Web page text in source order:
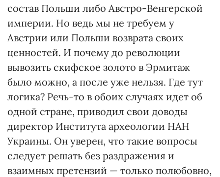
состав Польши либо Австро-Венгерской
империи. Но ведь мы не требуем у
Австрии или Польши возврата своих
ценностей. И почему до революции
вывозить скифское золото в Эрмитаж
было можно, а после уже нельзя. Где тут
логика? Речь-то в обоих случаях идет об
одной стране, приводил свои доводы
директор Института археологии НАН
Украины. Он уверен, что такие вопросы
следует решать без раздражения и
взаимных претензий — только полюбовно,